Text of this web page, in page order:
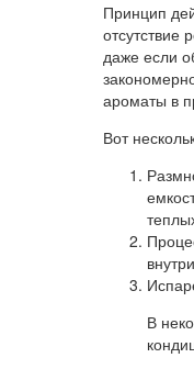
Принцип
отсутствие
даже если
ароматы в
Вот
В